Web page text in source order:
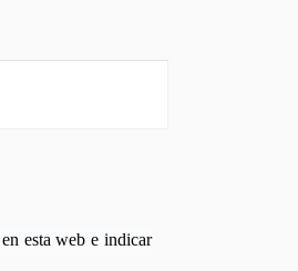
esta web e indicar